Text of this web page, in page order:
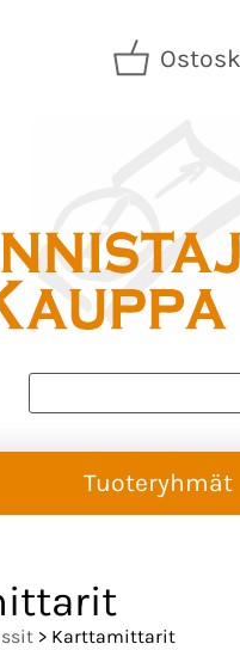
Tuoteryhmät
> Karttamittarit